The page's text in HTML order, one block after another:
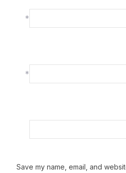
*
*
Save my name, email, and